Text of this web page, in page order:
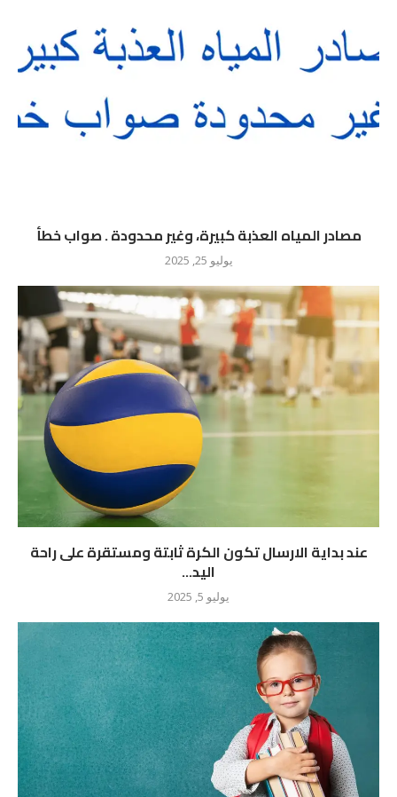
مصادر المياه العذبة كبيرة، وغير محدودة . صواب خطأ
يوليو 25, 2025
عند بداية الارسال تكون الكرة ثابتة ومستقرة على راحة
اليد...
يوليو 5, 2025